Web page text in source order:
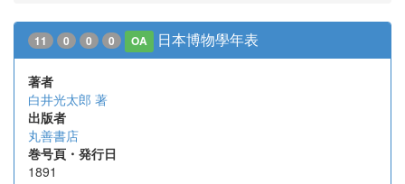
11 0 0 0 OA 日本博物學年表
著者
白井光太郎 著
出版者
丸善書店
巻号頁・発行日
1891